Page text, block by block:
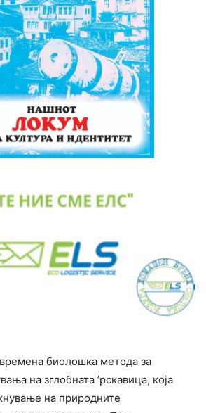
биолошка метода за
на зглобната ’рскавица, која
на природните